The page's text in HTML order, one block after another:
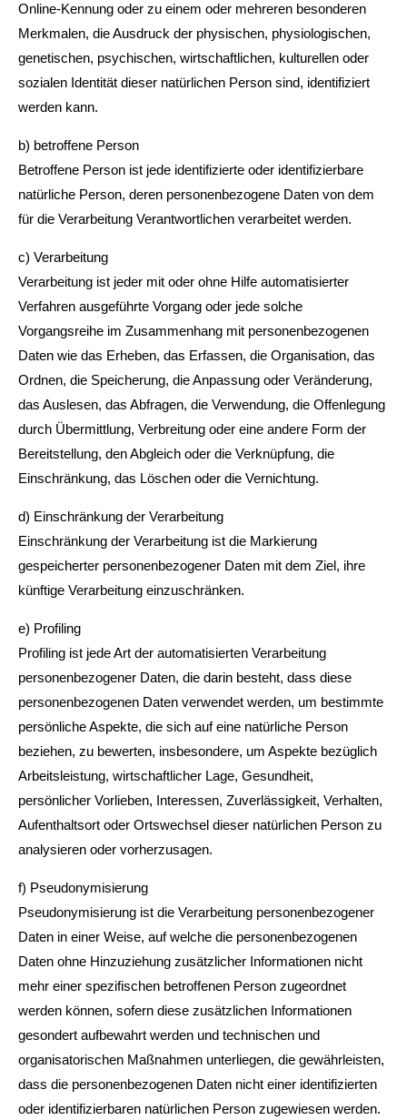
Online-Kennung oder zu einem oder mehreren besonderen
Merkmalen, die Ausdruck der physischen, physiologischen,
genetischen, psychischen, wirtschaftlichen, kulturellen oder
sozialen Identität dieser natürlichen Person sind, identifiziert
werden kann.
b) betroffene Person
Betroffene Person ist jede identifizierte oder identifizierbare
natürliche Person, deren personenbezogene Daten von dem
für die Verarbeitung Verantwortlichen verarbeitet werden.
c) Verarbeitung
Verarbeitung ist jeder mit oder ohne Hilfe automatisierter
Verfahren ausgeführte Vorgang oder jede solche
Vorgangsreihe im Zusammenhang mit personenbezogenen
Daten wie das Erheben, das Erfassen, die Organisation, das
Ordnen, die Speicherung, die Anpassung oder Veränderung,
das Auslesen, das Abfragen, die Verwendung, die Offenlegung
durch Übermittlung, Verbreitung oder eine andere Form der
Bereitstellung, den Abgleich oder die Verknüpfung, die
Einschränkung, das Löschen oder die Vernichtung.
d) Einschränkung der Verarbeitung
Einschränkung der Verarbeitung ist die Markierung
gespeicherter personenbezogener Daten mit dem Ziel, ihre
künftige Verarbeitung einzuschränken.
e) Profiling
Profiling ist jede Art der automatisierten Verarbeitung
personenbezogener Daten, die darin besteht, dass diese
personenbezogenen Daten verwendet werden, um bestimmte
persönliche Aspekte, die sich auf eine natürliche Person
beziehen, zu bewerten, insbesondere, um Aspekte bezüglich
Arbeitsleistung, wirtschaftlicher Lage, Gesundheit,
persönlicher Vorlieben, Interessen, Zuverlässigkeit, Verhalten,
Aufenthaltsort oder Ortswechsel dieser natürlichen Person zu
analysieren oder vorherzusagen.
f) Pseudonymisierung
Pseudonymisierung ist die Verarbeitung personenbezogener
Daten in einer Weise, auf welche die personenbezogenen
Daten ohne Hinzuziehung zusätzlicher Informationen nicht
mehr einer spezifischen betroffenen Person zugeordnet
werden können, sofern diese zusätzlichen Informationen
gesondert aufbewahrt werden und technischen und
organisatorischen Maßnahmen unterliegen, die gewährleisten,
dass die personenbezogenen Daten nicht einer identifizierten
oder identifizierbaren natürlichen Person zugewiesen werden.